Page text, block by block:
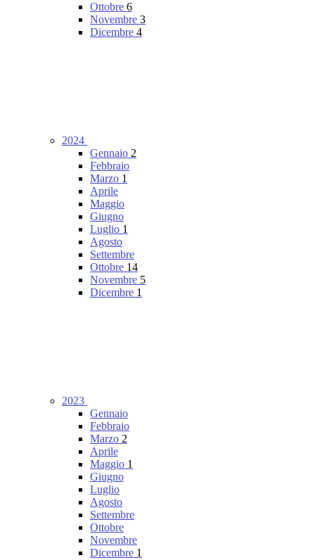
Ottobre 6
Novembre 3
Dicembre 4
2024
Gennaio 2
Febbraio
Marzo 1
Aprile
Maggio
Giugno
Luglio 1
Agosto
Settembre
Ottobre 14
Novembre 5
Dicembre 1
2023
Gennaio
Febbraio
Marzo 2
Aprile
Maggio 1
Giugno
Luglio
Agosto
Settembre
Ottobre
Novembre
Dicembre 1